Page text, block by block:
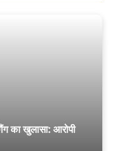
का खुलासा: आरोपी